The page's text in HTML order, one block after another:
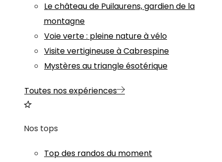
Le château de Puilaurens, gardien de la
montagne
Voie verte : pleine nature à vélo
Visite vertigineuse à Cabrespine
Mystères au triangle ésotérique
Toutes nos expériences
Nos tops
Top des randos du moment